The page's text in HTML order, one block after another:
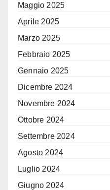
Maggio 2025
Aprile 2025
Marzo 2025
Febbraio 2025
Gennaio 2025
Dicembre 2024
Novembre 2024
Ottobre 2024
Settembre 2024
Agosto 2024
Luglio 2024
Giugno 2024